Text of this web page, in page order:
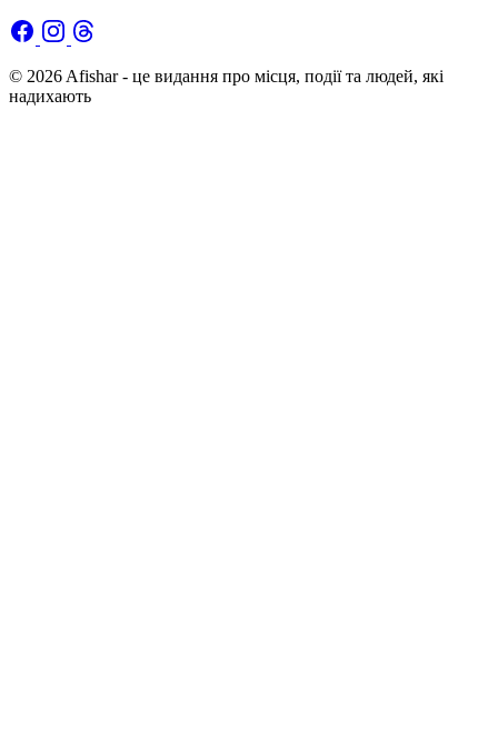
© 2026 Afishar - це видання про місця, події та людей, які
надихають